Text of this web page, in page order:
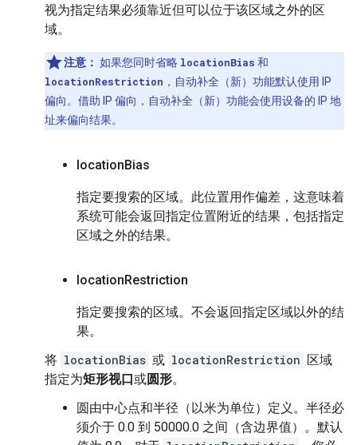
视为指定结果必须靠近但可以位于该区域之外的区
域。
注意： 如果您同时省略 locationBias 和
locationRestriction ，自动补全（新）功能默认使用 IP
偏向。借助 IP 偏向，自动补全（新）功能会使用设备的 IP 地
址来偏向结果。
locationBias
指定要搜索的区域。此位置用作偏差，这意味着
系统可能会返回指定位置附近的结果，包括指定
区域之外的结果。
locationRestriction
指定要搜索的区域。不会返回指定区域以外的结
果。
将 locationBias 或 locationRestriction 区域
指定为矩形视口或圆形。
圆由中心点和半径（以米为单位）定义。半径必
须介于 0.0 到 50000.0 之间（含边界值）。默认